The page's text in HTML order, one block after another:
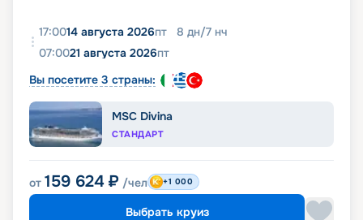
17:0014 августа 2026пт 8 дн/7 нч
07:0021 августа 2026пт
Вы посетите 3 страны:
MSC Divina
СТАНДАРТ
от 159 624 ₽ /чел +1 000
Выбрать круиз